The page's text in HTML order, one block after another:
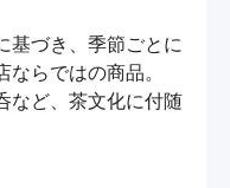
基づき、季節ごとに
らではの商品。
など、茶文化に付随